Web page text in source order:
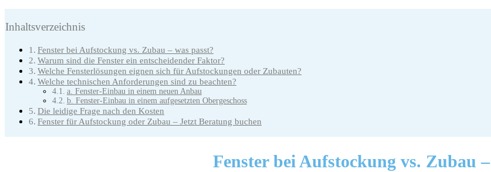
Inhaltsverzeichnis
Fenster bei Aufstockung vs. Zubau – was passt?
Warum sind die Fenster ein entscheidender Faktor?
Welche Fensterlösungen eignen sich für Aufstockungen oder Zubauten?
Welche technischen Anforderungen sind zu beachten?
a. Fenster-Einbau in einem neuen Anbau
b. Fenster-Einbau in einem aufgesetzten Obergeschoss
Die leidige Frage nach den Kosten
Fenster für Aufstockung oder Zubau – Jetzt Beratung buchen
Fenster bei Aufstockung vs. Zubau –